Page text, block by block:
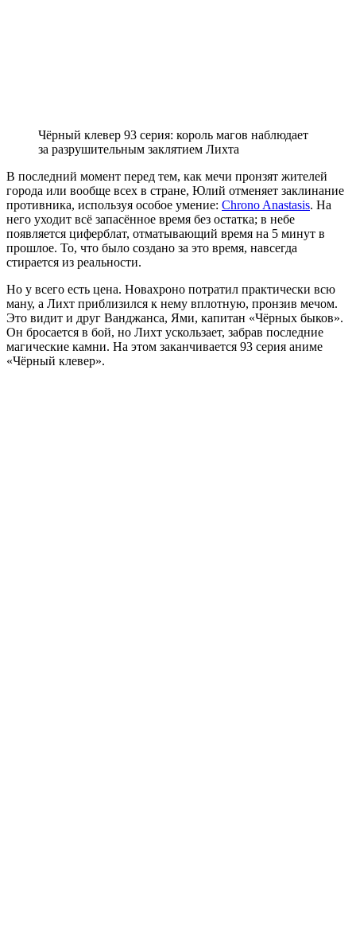
Чёрный клевер 93 серия: король магов наблюдает
за разрушительным заклятием Лихта
В последний момент перед тем, как мечи пронзят жителей
города или вообще всех в стране, Юлий отменяет заклинание
противника, используя особое умение: Chrono Anastasis. На
него уходит всё запасённое время без остатка; в небе
появляется циферблат, отматывающий время на 5 минут в
прошлое. То, что было создано за это время, навсегда
стирается из реальности.
Но у всего есть цена. Новахроно потратил практически всю
ману, а Лихт приблизился к нему вплотную, пронзив мечом.
Это видит и друг Ванджанса, Ями, капитан «Чёрных быков».
Он бросается в бой, но Лихт ускользает, забрав последние
магические камни. На этом заканчивается 93 серия аниме
«Чёрный клевер».